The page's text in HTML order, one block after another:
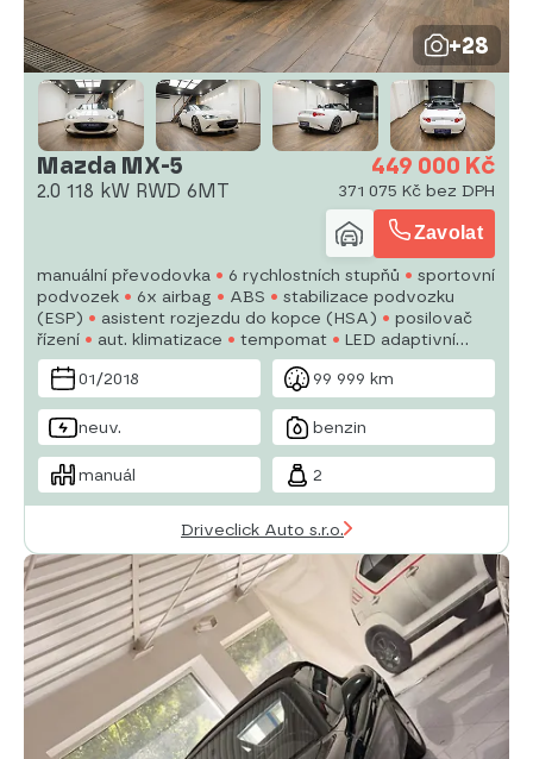
+28
Mazda MX-5
2.0 118 kW RWD 6MT
449 000 Kč
371 075 Kč bez DPH
Zavolat
manuální převodovka 6 rychlostních stupňů
sportovní
podvozek
6x airbag ABS
stabilizace podvozku
(ESP)
asistent rozjezdu do kopce (HSA)
posilovač
řízení
aut. klimatizace tempomat
LED adaptivní
světlomety
denní svícení LED denní svícení
alu kola
palubní počítač
01/2018 99 999 km
neuv. benzin
manuál 2
Driveclick Auto s.r.o.